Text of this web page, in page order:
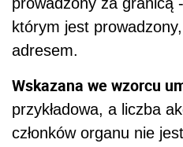
którym jest
adresem.
Wskazana we wzorcu
przykładowa, a liczba
członków organu nie